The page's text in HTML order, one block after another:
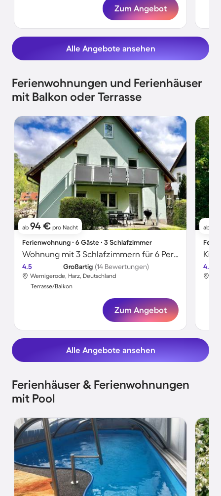
Zum Angebot
Alle Angebote ansehen
Ferienwohnungen und Ferienhäuser
mit Balkon oder Terrasse
ab 94 € pro Nacht
Ferienwohnung ∙ 6 Gäste ∙ 3 Schlafzimmer
Wohnung mit 3 Schlafzimmern für 6 Personen
4.5 Großartig (14 Bewertungen)
Wernigerode, Harz, Deutschland
Terrasse/Balkon
Zum Angebot
ab
4.0
Alle Angebote ansehen
Ferienhäuser & Ferienwohnungen
mit Pool